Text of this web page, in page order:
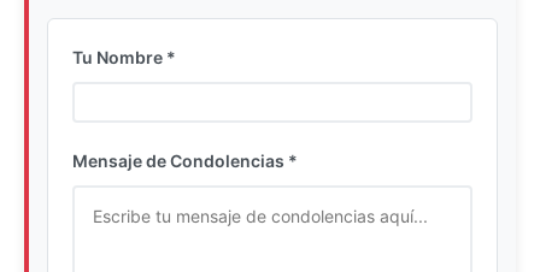
Tu Nombre *
Mensaje de Condolencias *